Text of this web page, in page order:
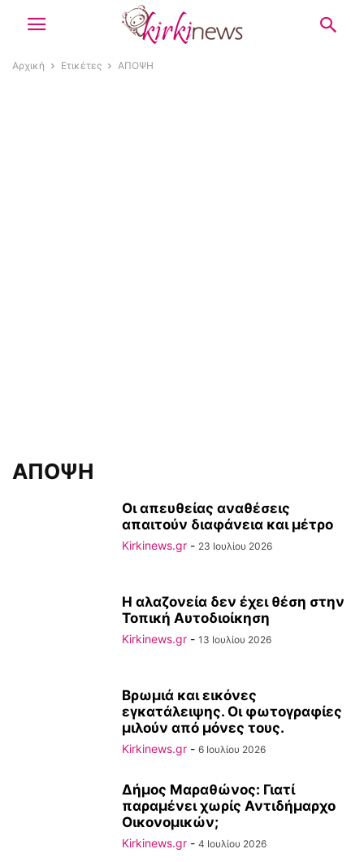
Αρχική Ετικέτες ΑΠΟΨΗ
ΑΠΟΨΗ
Οι απευθείας αναθέσεις
απαιτούν διαφάνεια και μέτρο
Kirkinews.gr - 23 Ιουλίου 2026
Η αλαζονεία δεν έχει θέση στην
Τοπική Αυτοδιοίκηση
Kirkinews.gr - 13 Ιουλίου 2026
Βρωμιά και εικόνες
εγκατάλειψης. Οι φωτογραφίες
μιλούν από μόνες τους.
Kirkinews.gr - 6 Ιουλίου 2026
Δήμος Μαραθώνος: Γιατί
παραμένει χωρίς Αντιδήμαρχο
Οικονομικών;
Kirkinews.gr - 4 Ιουλίου 2026